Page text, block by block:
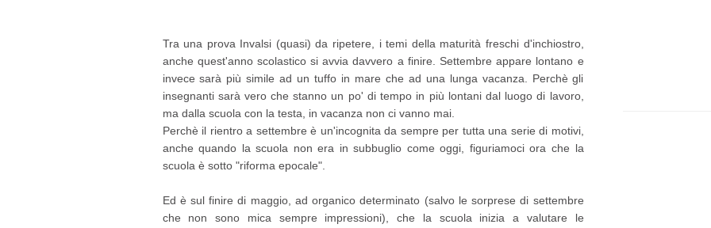
Tra una prova Invalsi (quasi) da ripetere, i temi della maturità freschi d'inchiostro,
anche quest'anno scolastico si avvia davvero a finire. Settembre appare lontano e
invece sarà più simile ad un tuffo in mare che ad una lunga vacanza. Perchè gli
insegnanti sarà vero che stanno un po' di tempo in più lontani dal luogo di lavoro,
ma dalla scuola con la testa, in vacanza non ci vanno mai.
Perchè il rientro a settembre è un'incognita da sempre per tutta una serie di motivi,
anche quando la scuola non era in subbuglio come oggi, figuriamoci ora che la
scuola è sotto "riforma epocale".
Ed è sul finire di maggio, ad organico determinato (salvo le sorprese di settembre
che non sono mica sempre impressioni), che la scuola inizia a valutare le